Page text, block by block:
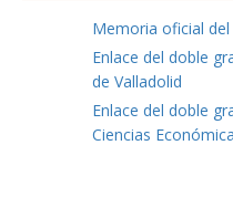
Memoria oficial
Enlace del doble
de Valladolid
Enlace del doble
Ciencias